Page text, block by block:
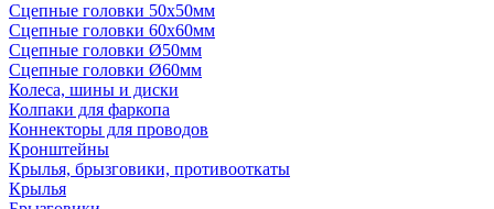
Сцепные головки 50x50мм
Сцепные головки 60x60мм
Сцепные головки Ø50мм
Сцепные головки Ø60мм
Колеса, шины и диски
Колпаки для фаркопа
Коннекторы для проводов
Кронштейны
Крылья, брызговики, противооткаты
Крылья